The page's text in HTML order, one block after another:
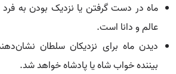
ماه در دست گرفتن یا نزدیک بودن به فرد
عالم و دانا است.
دیدن ماه برای نزدیکان سلطان
بیننده خواب شاه یا پادشاه خواهد شد.